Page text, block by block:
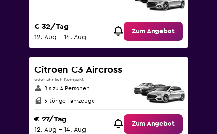
€ 32/Tag
12. Aug – 14. Aug
Zum Angebot
Citroen C3 Aircross
oder ähnlich Kompakt
Bis zu 4 Personen
5-türige Fahrzeuge
€ 27/Tag
12. Aug – 14. Aug
Zum Angebot